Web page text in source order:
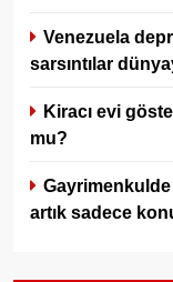
Venezuela
sarsıntılar
Kiracı evi
mu?
Gayrimenkulde
artık sadece